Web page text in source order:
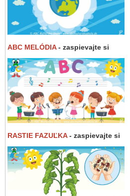
ABC MELÓDIA- zaspievajte si
RASTIE FAZUĽKA- zaspievajte si